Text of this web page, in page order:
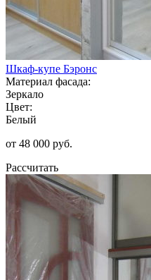
Шкаф-купе Бэронс
Материал фасада:
Зеркало
Цвет:
Белый
от 48 000 руб.
Рассчитать